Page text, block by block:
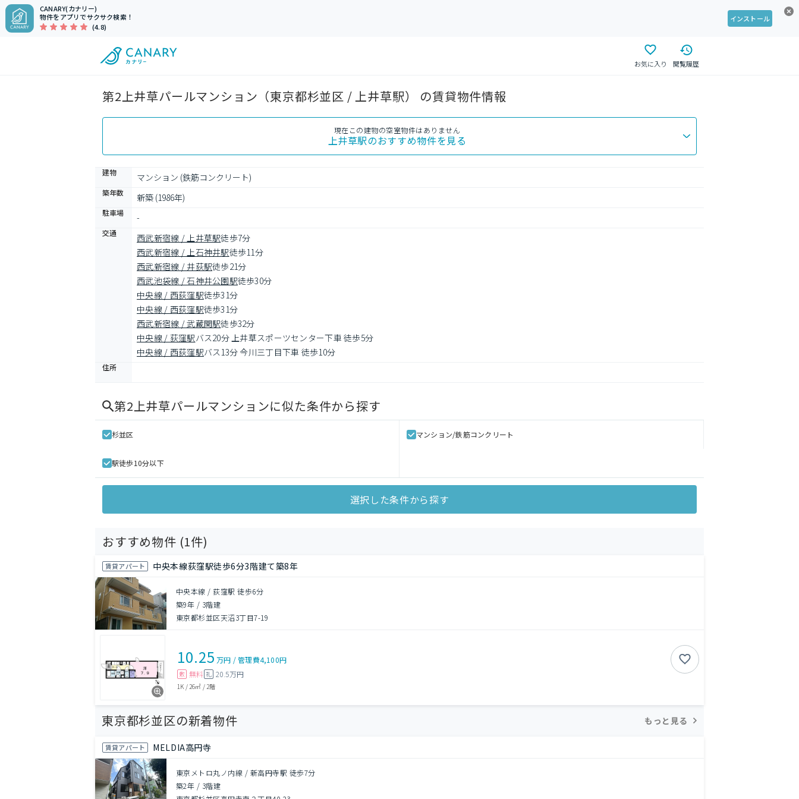
CANARY(カナリー)
物件をアプリでサクサク検索！
(4.8)
インストール
お気に入り 閲覧履歴
第2上井草パールマンション（東京都杉並区 / 上井草駅） の賃貸物件情報
現在この建物の空室物件はありません
上井草駅のおすすめ物件を見る
建物 マンション (鉄筋コンクリート)
築年数 新築 (1986年)
駐車場 -
交通 西武新宿線 / 上井草駅徒歩7分
西武新宿線 / 上石神井駅徒歩11分
西武新宿線 / 井荻駅徒歩21分
西武池袋線 / 石神井公園駅徒歩30分
中央線 / 西荻窪駅徒歩31分
中央線 / 西荻窪駅徒歩31分
西武新宿線 / 武蔵関駅徒歩32分
中央線 / 荻窪駅バス20分 上井草スポーツセンター下車 徒歩5分
中央線 / 西荻窪駅バス13分 今川三丁目下車 徒歩10分
住所
第2上井草パールマンションに似た条件から探す
杉並区 マンション/鉄筋コンクリート
駅徒歩10分以下
選択した条件から探す
おすすめ物件 (1件)
賃貸アパート 中央本線荻窪駅徒歩6分3階建て築8年
中央本線 / 荻窪駅 徒歩6分
築9年 / 3階建
東京都杉並区天沼3丁目7-19
10.25 万円 /管理費4,100円
敷 無料 礼 20.5万円
1K / 26㎡ / 2階
東京都杉並区の新着物件 もっと見る
賃貸アパート MELDIA高円寺
東京メトロ丸ノ内線 / 新高円寺駅 徒歩7分
築2年 / 3階建